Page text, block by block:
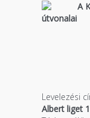
A
útvonalai
Levelezési
Albert liget